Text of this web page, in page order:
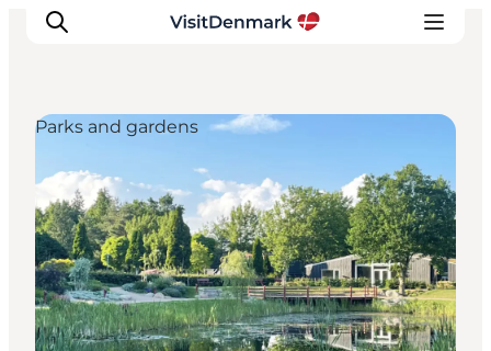
Ispirazioni
Dove andare
Cosa fare
Dove dormire
Pianifica il viaggio
Parks and gardens